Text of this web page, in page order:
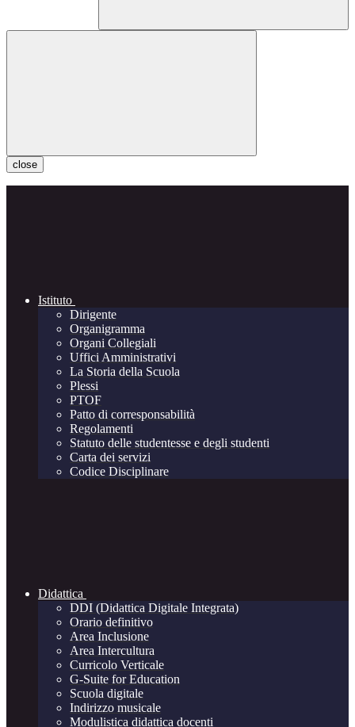
close
Istituto
Dirigente
Organigramma
Organi Collegiali
Uffici Amministrativi
La Storia della Scuola
Plessi
PTOF
Patto di corresponsabilità
Regolamenti
Statuto delle studentesse e degli studenti
Carta dei servizi
Codice Disciplinare
Didattica
DDI (Didattica Digitale Integrata)
Orario definitivo
Area Inclusione
Area Intercultura
Curricolo Verticale
G-Suite for Education
Scuola digitale
Indirizzo musicale
Modulistica didattica docenti